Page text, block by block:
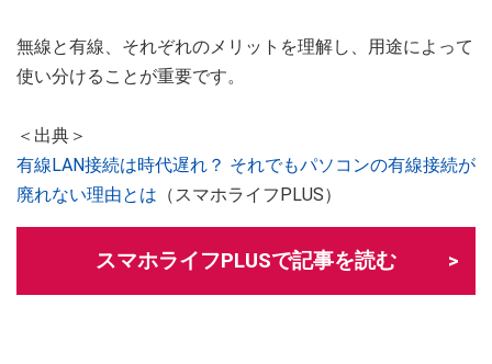
無線と有線、それぞれのメリットを理解し、用途によって
使い分けることが重要です。
＜出典＞
有線LAN接続は時代遅れ？ それでもパソコンの有線接続が
廃れない理由とは （スマホライフPLUS）
スマホライフPLUSで記事を読む